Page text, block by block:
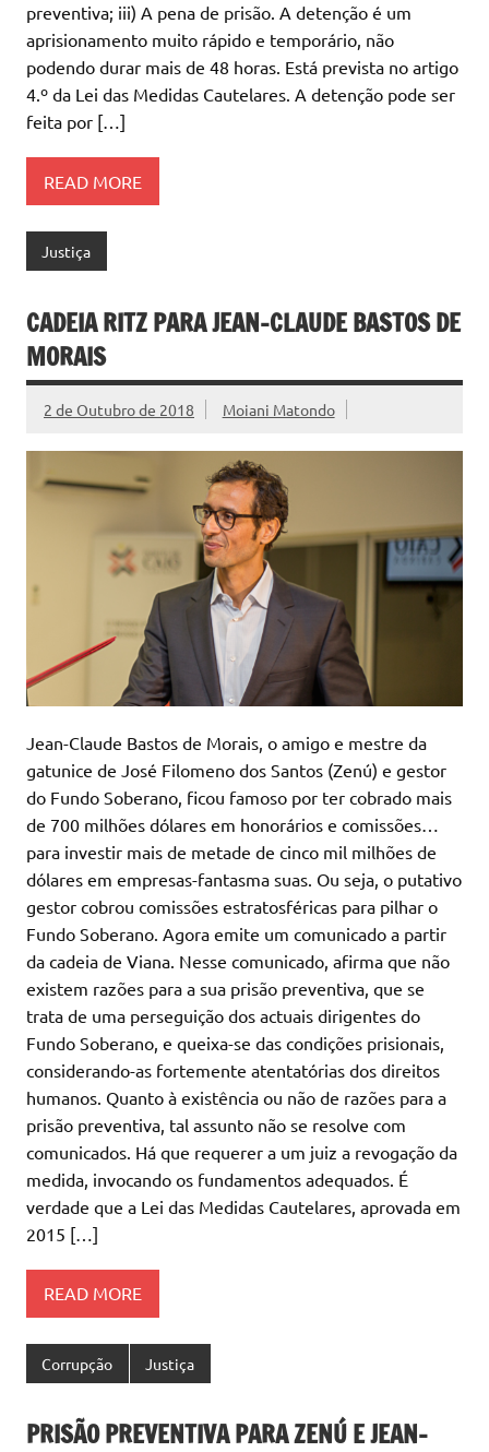
preventiva; iii) A pena de prisão. A detenção é um
aprisionamento muito rápido e temporário, não
podendo durar mais de 48 horas. Está prevista no artigo
4.º da Lei das Medidas Cautelares. A detenção pode ser
feita por […]
READ MORE
Justiça
CADEIA RITZ PARA JEAN-CLAUDE BASTOS DE
MORAIS
2 de Outubro de 2018 Moiani Matondo
Jean-Claude Bastos de Morais, o amigo e mestre da
gatunice de José Filomeno dos Santos (Zenú) e gestor
do Fundo Soberano, ficou famoso por ter cobrado mais
de 700 milhões dólares em honorários e comissões…
para investir mais de metade de cinco mil milhões de
dólares em empresas-fantasma suas. Ou seja, o putativo
gestor cobrou comissões estratosféricas para pilhar o
Fundo Soberano. Agora emite um comunicado a partir
da cadeia de Viana. Nesse comunicado, afirma que não
existem razões para a sua prisão preventiva, que se
trata de uma perseguição dos actuais dirigentes do
Fundo Soberano, e queixa-se das condições prisionais,
considerando-as fortemente atentatórias dos direitos
humanos. Quanto à existência ou não de razões para a
prisão preventiva, tal assunto não se resolve com
comunicados. Há que requerer a um juiz a revogação da
medida, invocando os fundamentos adequados. É
verdade que a Lei das Medidas Cautelares, aprovada em
2015 […]
READ MORE
Corrupção Justiça
PRISÃO PREVENTIVA PARA ZENÚ E JEAN-